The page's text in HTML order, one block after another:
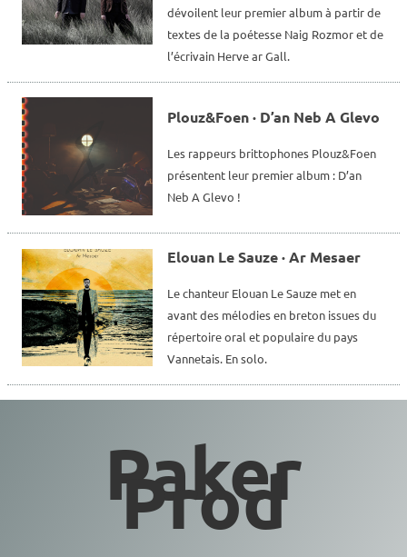
Paker
Prod
dévoilent leur premier album à partir de
textes de la poétesse Naig Rozmor et de
l’écrivain Herve ar Gall.
Plouz&Foen · D’an Neb A Glevo
Les rappeurs brittophones Plouz&Foen
présentent leur premier album : D’an
Neb A Glevo !
Elouan Le Sauze · Ar Mesaer
Le chanteur Elouan Le Sauze met en
avant des mélodies en breton issues du
répertoire oral et populaire du pays
Vannetais. En solo.